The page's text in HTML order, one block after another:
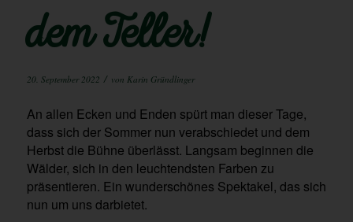
dem Teller!
20. September 2022 / von Karin Gründlinger
An allen Ecken und Enden spürt man dieser Tage,
dass sich der Sommer nun verabschiedet und dem
Herbst die Bühne überlässt. Langsam beginnen die
Wälder, sich in den leuchtendsten Farben zu
präsentieren. Ein wunderschönes Spektakel, das sich
nun um uns darbietet.